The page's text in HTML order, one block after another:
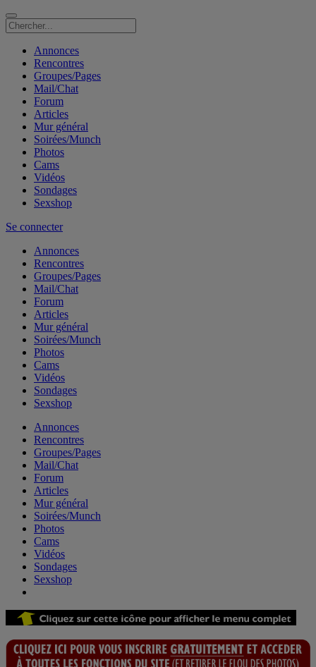
Annonces
Rencontres
Groupes/Pages
Mail/Chat
Forum
Articles
Mur général
Soirées/Munch
Photos
Cams
Vidéos
Sondages
Sexshop
Se connecter
Annonces
Rencontres
Groupes/Pages
Mail/Chat
Forum
Articles
Mur général
Soirées/Munch
Photos
Cams
Vidéos
Sondages
Sexshop
Annonces
Rencontres
Groupes/Pages
Mail/Chat
Forum
Articles
Mur général
Soirées/Munch
Photos
Cams
Vidéos
Sondages
Sexshop